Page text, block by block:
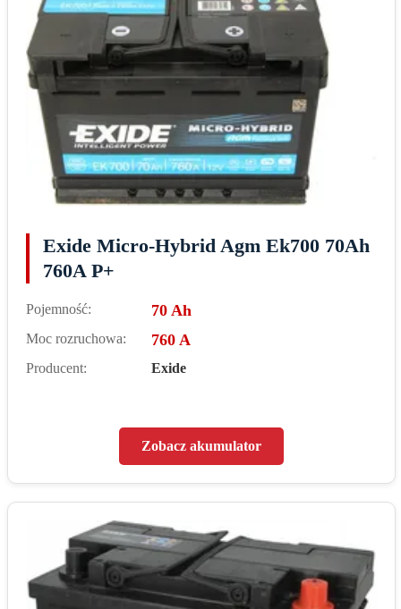
Exide Micro-Hybrid Agm Ek700 70Ah
760A P+
Pojemność: 70 Ah
Moc rozruchowa: 760 A
Producent: Exide
Zobacz akumulator